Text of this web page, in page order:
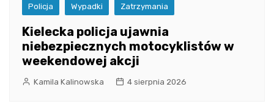
Policja Wypadki Zatrzymania
Kielecka policja ujawnia
niebezpiecznych motocyklistów w
weekendowej akcji
Kamila Kalinowska 4 sierpnia 2026